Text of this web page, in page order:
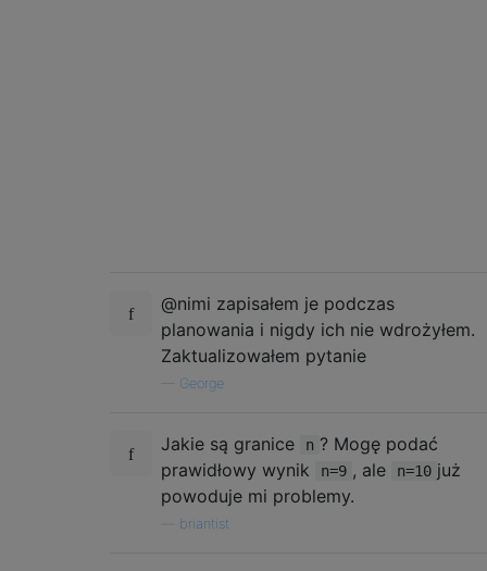
@nimi zapisałem je podczas
planowania i nigdy ich nie wdrożyłem.
Zaktualizowałem pytanie
George
Jakie są granice n ? Mogę podać
prawidłowy wynik
n=9 , ale n=10 już
powoduje mi problemy.
briantist